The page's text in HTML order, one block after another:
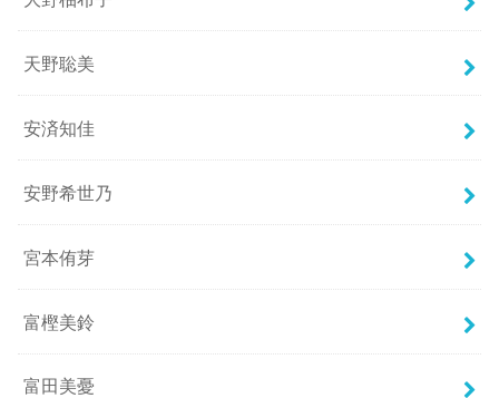
天野聡美
安済知佳
安野希世乃
宮本侑芽
富樫美鈴
富田美憂